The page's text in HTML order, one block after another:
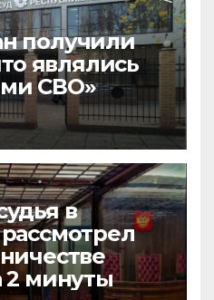
получили
являлись
СВО»
в
2 минуты